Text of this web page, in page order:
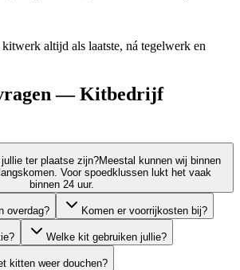
altijd als laatste, ná tegelwerk en
vragen — Kitbedrijf
ter plaatse zijn?Meestal kunnen wij binnen
Voor spoedklussen lukt het vaak
binnen 24 uur.
overdag? Komen er voorrijkosten bij?
Welke kit gebruiken jullie?
kitten weer douchen?